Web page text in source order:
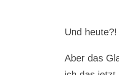
Und
Aber das